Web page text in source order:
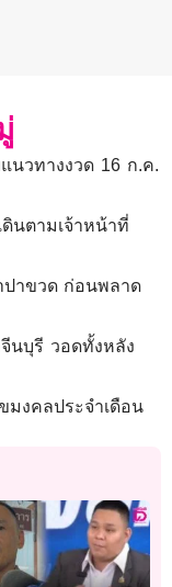
แนวทางงวด 16 ก.ค.
นตามเจ้าหน้าที่
ปาขวด ก่อนพลาด
นบุรี วอดทั้งหลัง
มงคลประจำเดือน